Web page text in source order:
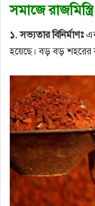
সমাজে
১. সভ্যতার বিনির্মাণঃ
হয়েছে। বড় বড় শহরের